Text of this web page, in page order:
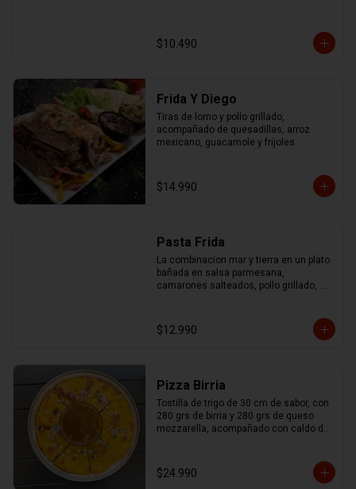
$10.490
Frida Y Diego
Tiras de lomo y pollo grillado,
acompañado de quesadillas, arroz
mexicano, guacamole y frijoles
$14.990
Pasta Frida
La combinacion mar y tierra en un plato
bañada en salsa parmesana,
camarones salteados, pollo grillado,
$12.990
Pizza Birria
Tostilla de trigo de 30 cm de sabor, con
280 grs de birria y 280 grs de queso
mozzarella, acompañado con caldo de
$24.990